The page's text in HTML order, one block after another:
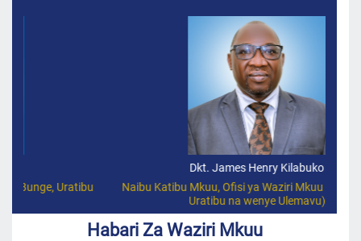
Dkt. James Henry Kilabuko
Naibu Katibu Mkuu, Ofisi ya Waziri Mkuu (Sera, Bunge,
Uratibu na wenye Ulemavu)
Habari Za Waziri Mkuu